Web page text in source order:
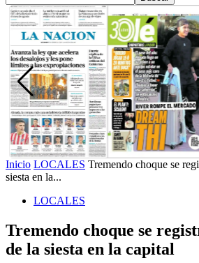
Inicio LOCALES Tremendo choque se
siesta en la...
LOCALES
Tremendo choque se
de la siesta en la capital